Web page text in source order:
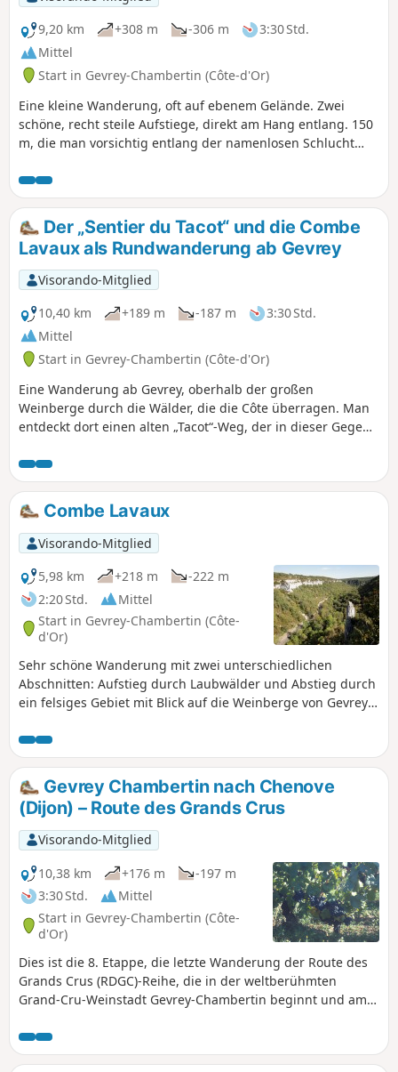
9,20 km
+308 m -306 m
3:30 Std.
Mittel
Start in Gevrey-Chambertin (Côte-d'Or)
Eine kleine Wanderung, oft auf ebenem Gelände. Zwei
schöne, recht steile Aufstiege, direkt am Hang entlang. 150
m, die man vorsichtig entlang der namenlosen Schlucht
nie dicht und die Wege sind angenehm.
Der „Sentier du Tacot“ und die Combe
Lavaux als Rundwanderung ab Gevrey
Visorando-Mitglied
10,40 km
+189 m -187 m
3:30 Std.
Mittel
Start in Gevrey-Chambertin (Côte-d'Or)
Eine Wanderung ab Gevrey, oberhalb der großen
Weinberge durch die Wälder, die die Côte überragen. Man
entdeckt dort einen alten „Tacot“-Weg, der in dieser Gegend
den Tälern des Plateaus, bevor man über die Hänge der
Combe Lavaux, einem Naturschutzgebiet, zurückkehrt.
Combe Lavaux
Visorando-Mitglied
5,98 km
+218 m
-222 m
2:20 Std.
Mittel
Start in Gevrey-Chambertin (Côte-
d'Or)
Sehr schöne Wanderung mit zwei unterschiedlichen
Abschnitten: Aufstieg durch Laubwälder und Abstieg durch
ein felsiges Gebiet mit Blick auf die Weinberge von Gevrey
gibt es einige heikle Stufen. Gutes Schuhwerk erforderlich.
Gevrey Chambertin nach Chenove
(Dijon) – Route des Grands Crus
Visorando-Mitglied
10,38 km
+176 m
-197 m
3:30 Std.
Mittel
Start in Gevrey-Chambertin (Côte-
d'Or)
Dies ist die 8. Etappe, die letzte Wanderung der Route des
Grands Crus (RDGC)-Reihe, die in der weltberühmten
Grand-Cru-Weinstadt Gevrey-Chambertin beginnt und am
Gevrey und führt Sie vorbei am Schloss durch Wälder zum
reizvollen Parc Noisot und vorbei am Weinberg Clos